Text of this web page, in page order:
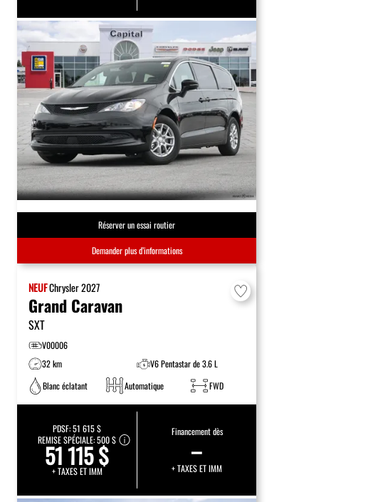
Réserver un essai routier
Demander plus d’informations
NEUFChrysler2027
Grand Caravan
SXT
V00006
32 km
V6 Pentastar de 3.6 L
Blanc éclatant
Automatique FWD
PDSF:51 615 $
REMISE SPÉCIALE:500 $
51 115 $
+ TAXES ET IMM
Financement dès
–
+ TAXES ET IMM